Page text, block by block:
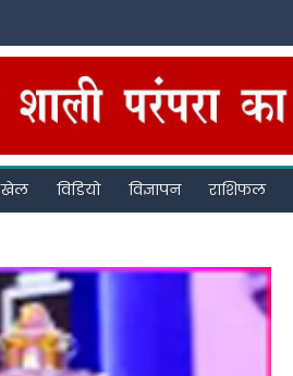
खेल विडियो विज्ञापन राशिफल